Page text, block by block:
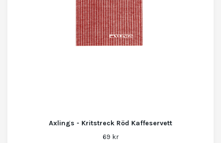
Axlings - Kritstreck Röd Kaffeservett
69 kr